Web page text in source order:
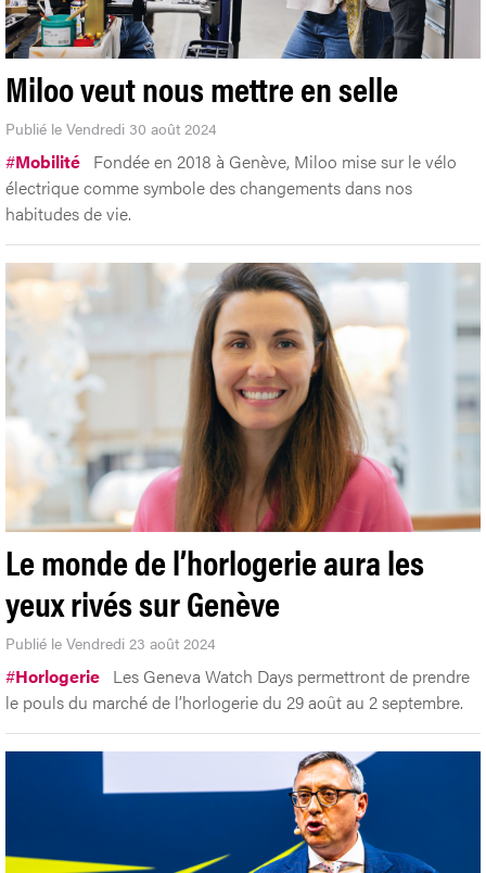
Miloo veut nous mettre en selle
Publié le Vendredi 30 août 2024
#Mobilité Fondée en 2018 à Genève, Miloo mise sur le vélo
électrique comme symbole des changements dans nos
habitudes de vie.
Le monde de l’horlogerie aura les
yeux rivés sur Genève
Publié le Vendredi 23 août 2024
#Horlogerie Les Geneva Watch Days permettront de prendre
le pouls du marché de l’horlogerie du 29 août au 2 septembre.